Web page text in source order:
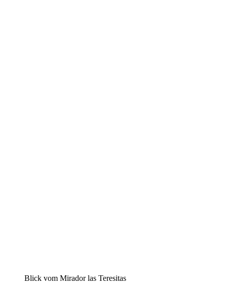
Blick vom Mirador las Teresitas